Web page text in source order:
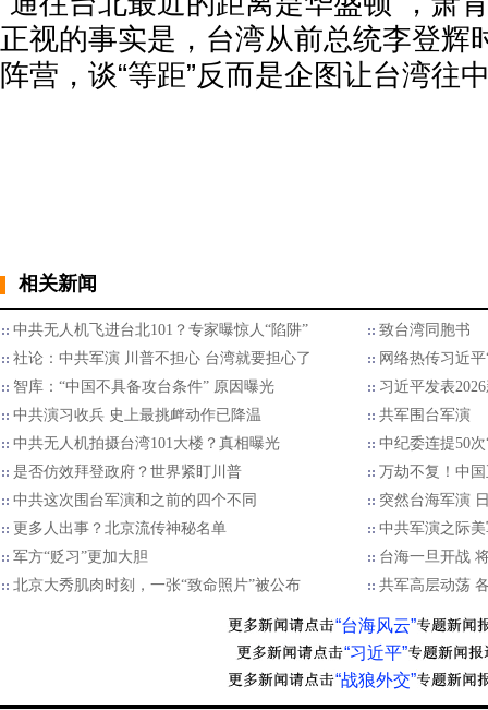
正视的事实是，台湾从前总统李登辉
阵营，谈“等距”反而是企图让台湾往
相关新闻
中共无人机飞进台北101？专家曝惊人“陷阱”
致台湾同胞书
社论：中共军演 川普不担心 台湾就要担心了
网络热传习近
智库：“中国不具备攻台条件” 原因曝光
习近平发表
中共演习收兵 史上最挑衅动作已降温
共军围台军演
中共无人机拍摄台湾101大楼？真相曝光
中纪委连提50
是否仿效拜登政府？世界紧盯川普
万劫不复！中
中共这次围台军演和之前的四个不同
突然台海军演
更多人出事？北京流传神秘名单
中共军演之际
军方“贬习”更加大胆
台海一旦开战
北京大秀肌肉时刻，一张“致命照片”被公布
共军高层动荡
“台海风云”
“习近平”
“战狼外交”